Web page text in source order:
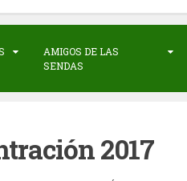
AMIGOS DE LAS
SENDAS
2017